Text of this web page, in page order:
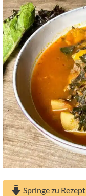
Springe zu Rezept